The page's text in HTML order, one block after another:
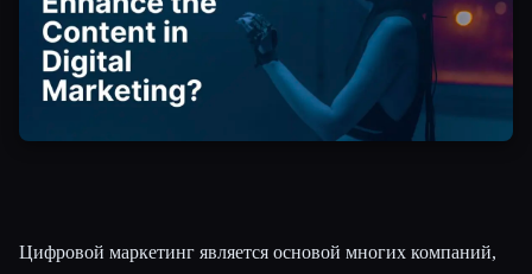
Цифровой маркетинг является основой многих компаний,